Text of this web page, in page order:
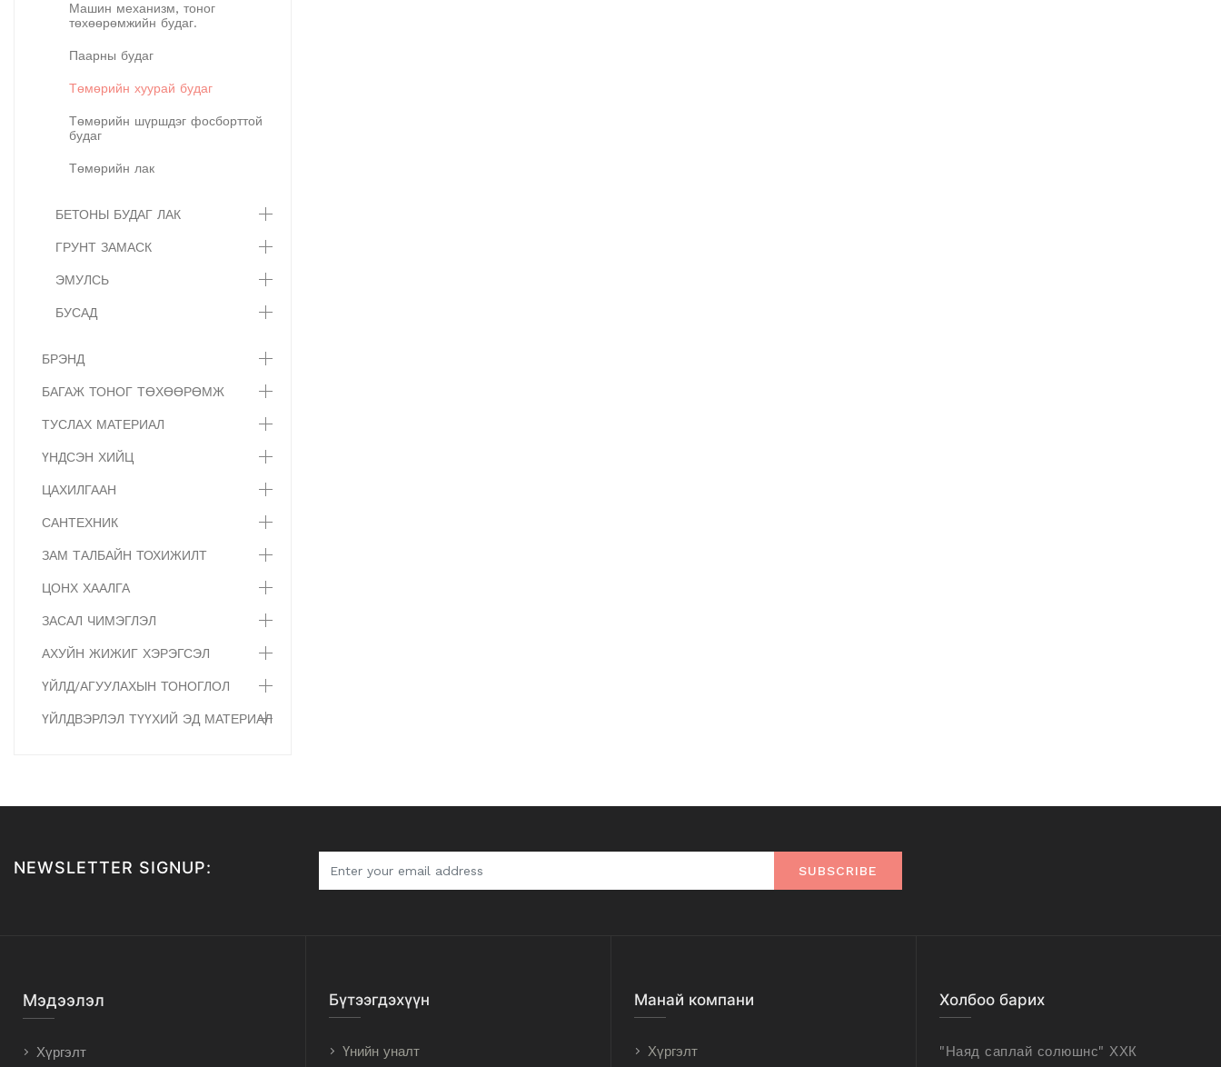
Машин механизм, тоног
төхөөрөмжийн будаг.
Паарны будаг
Төмөрийн хуурай будаг
Төмөрийн шүршдэг фосборттой
будаг
Төмөрийн лак
БЕТОНЫ БУДАГ ЛАК
ГРУНТ ЗАМАСК
ЭМУЛСЬ
БУСАД
БРЭНД
БАГАЖ ТОНОГ ТӨХӨӨРӨМЖ
ТУСЛАХ МАТЕРИАЛ
ҮНДСЭН ХИЙЦ
ЦАХИЛГААН
САНТЕХНИК
ЗАМ ТАЛБАЙН ТОХИЖИЛТ
ЦОНХ ХААЛГА
ЗАСАЛ ЧИМЭГЛЭЛ
АХУЙН ЖИЖИГ ХЭРЭГСЭЛ
ҮЙЛД/АГУУЛАХЫН ТОНОГЛОЛ
ҮЙЛДВЭРЛЭЛ ТҮҮХИЙ ЭД МАТЕРИАЛ
NEWSLETTER SIGNUP: SUBSCRIBE
Мэдээлэл
Хүргэлт
Бүтээгдэхүүн
Үнийн уналт
Манай компани
Хүргэлт
Холбоо барих
"Наяд саплай солюшнс" ХХК